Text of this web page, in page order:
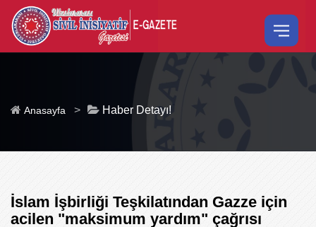
Anasayfa > Haber Detayı!
İslam İşbirliği Teşkilatından Gazze için
acilen "maksimum yardım" çağrısı